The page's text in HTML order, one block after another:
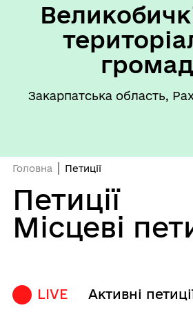
Закарпатська область,
Головна Петиції
Петиції
Місцеві
LIVE Активні